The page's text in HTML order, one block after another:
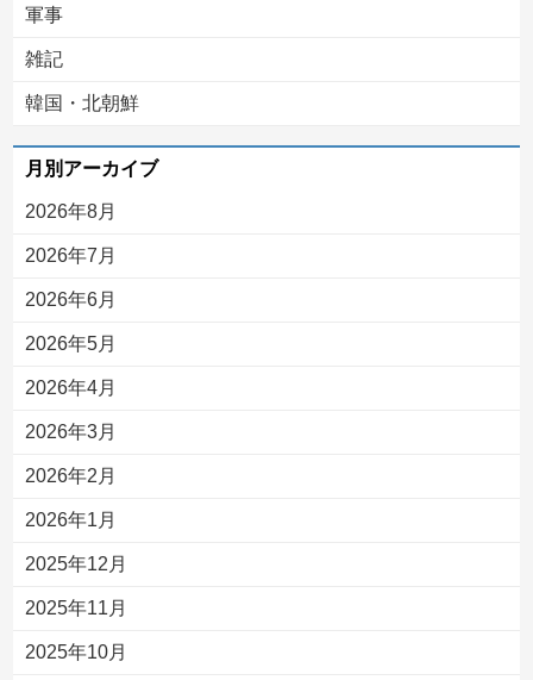
軍事
雑記
韓国・北朝鮮
月別アーカイブ
2026年8月
2026年7月
2026年6月
2026年5月
2026年4月
2026年3月
2026年2月
2026年1月
2025年12月
2025年11月
2025年10月